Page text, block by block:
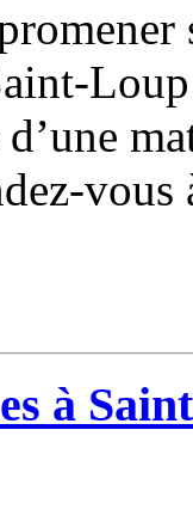
vous
à